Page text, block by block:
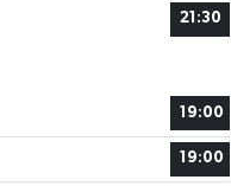
21:30
19:00
19:00